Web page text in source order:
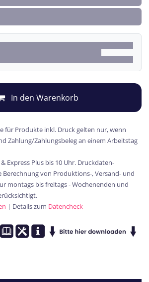
In den Warenkorb
für Produkte inkl. Druck gelten nur, wenn
Zahlung/Zahlungsbeleg an einem Arbeitstag
Express Plus bis 10 Uhr. Druckdaten-
Berechnung von Produktions-, Versand- und
montags bis freitags - Wochenenden und
| Details zum Datencheck